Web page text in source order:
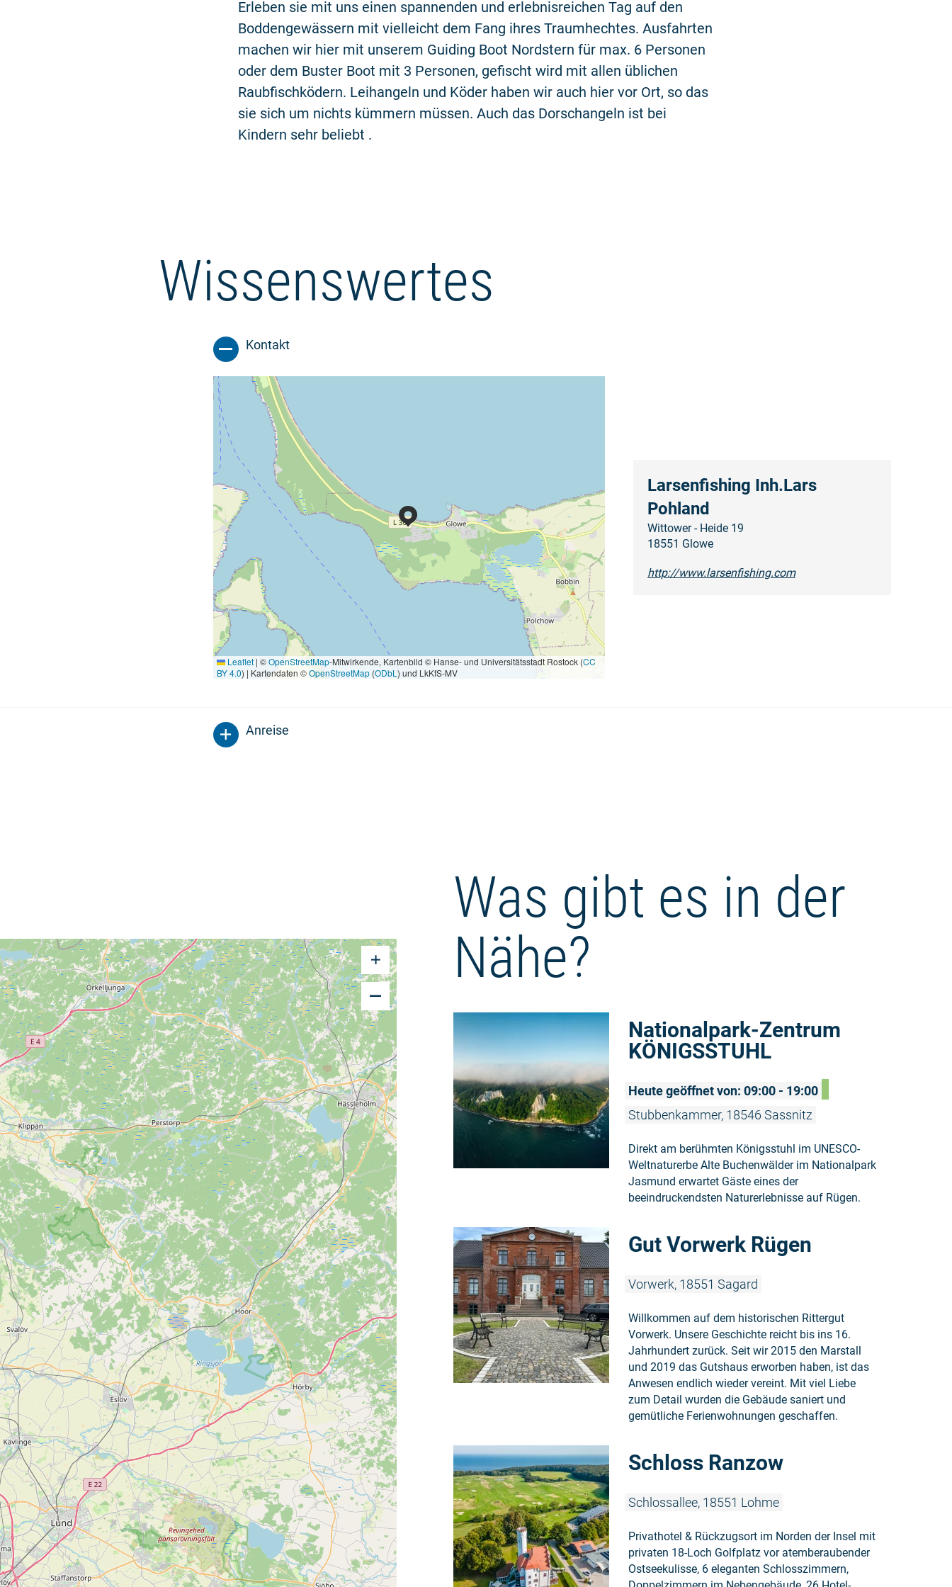
Erleben sie mit uns einen spannenden und erlebnisreichen Tag auf den
Boddengewässern mit vielleicht dem Fang ihres Traumhechtes. Ausfahrten
machen wir hier mit unserem Guiding Boot Nordstern für max. 6 Personen
oder dem Buster Boot mit 3 Personen, gefischt wird mit allen üblichen
Raubfischködern. Leihangeln und Köder haben wir auch hier vor Ort, so das
sie sich um nichts kümmern müssen. Auch das Dorschangeln ist bei
Kindern sehr beliebt .
Wissenswertes
Kontakt
Leaflet | ©OpenStreetMap-Mitwirkende, Kartenbild © Hanse- und Universitätsstadt Rostock (CC
BY 4.0) | Kartendaten ©OpenStreetMap(ODbL ) und LkKfS-MV
Larsenfishing Inh.Lars
Pohland
Wittower - Heide 19
18551 Glowe
http://www.larsenfishing.com
Anreise
Was gibt es in der
Nähe?
Nationalpark-Zentrum
KÖNIGSSTUHL
Heute geöffnet von: 09:00 - 19:00
Stubbenkammer, 18546 Sassnitz
Direkt am berühmten Königsstuhl im UNESCO-
Weltnaturerbe Alte Buchenwälder im Nationalpark
Jasmund erwartet Gäste eines der
beeindruckendsten Naturerlebnisse auf Rügen.
Gut Vorwerk Rügen
Vorwerk, 18551 Sagard
Willkommen auf dem historischen Rittergut
Vorwerk. Unsere Geschichte reicht bis ins 16.
Jahrhundert zurück. Seit wir 2015 den Marstall
und 2019 das Gutshaus erworben haben, ist das
Anwesen endlich wieder vereint. Mit viel Liebe
zum Detail wurden die Gebäude saniert und
gemütliche Ferienwohnungen geschaffen.
Schloss Ranzow
Schlossallee, 18551 Lohme
Privathotel & Rückzugsort im Norden der Insel mit
privaten 18-Loch Golfplatz vor atemberaubender
Ostseekulisse, 6 eleganten Schlosszimmern,